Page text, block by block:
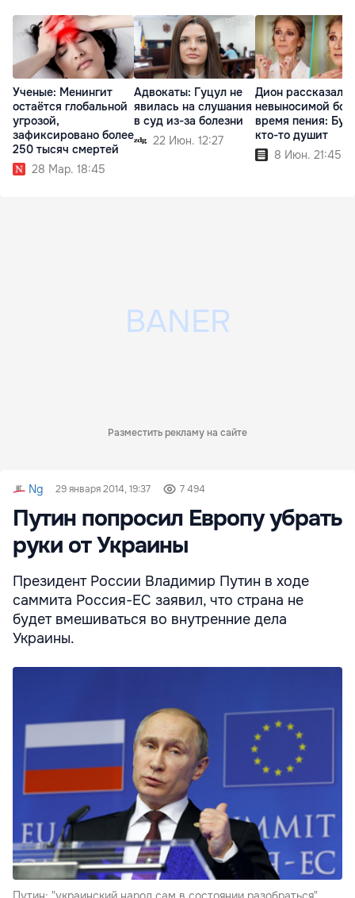
Ученые: Менингит
остаётся глобальной
угрозой,
зафиксировано более
250 тысяч смертей
28 Мар. 18:45
Адвокаты: Гуцул не
явилась на слушания
в суд из-за болезни
22 Июн. 12:27
Дион рассказала
невыносимой
время пения:
кто-то душит
8 Июн. 21:45
Разместить рекламу на сайте
Ng 29 января 2014, 19:37 7 494
Путин попросил Европу убрать
руки от Украины
Президент России Владимир Путин в ходе
саммита Россия-ЕС заявил, что страна не
будет вмешиваться во внутренние дела
Украины.